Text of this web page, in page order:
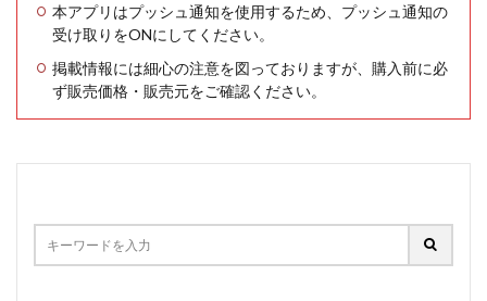
本アプリはプッシュ通知を使用するため、プッシュ通知の
受け取りをONにしてください。
掲載情報には細心の注意を図っておりますが、購入前に必
ず販売価格・販売元をご確認ください。